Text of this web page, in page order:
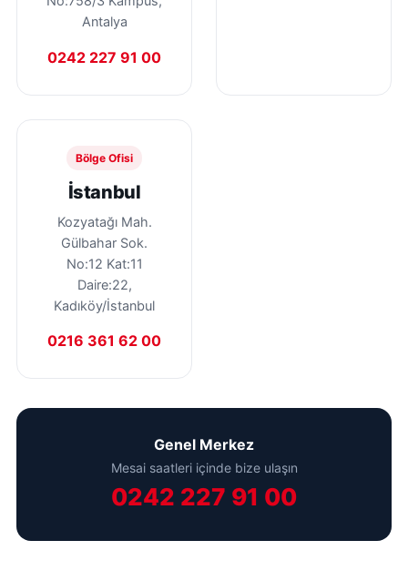
Antalya
0242 227 91 00
Bölge Ofisi
İstanbul
Kozyatağı Mah.
Gülbahar Sok.
No:12 Kat:11
Daire:22,
Kadıköy/İstanbul
0216 361 62 00
Genel Merkez
Mesai saatleri içinde bize ulaşın
0242 227 91 00